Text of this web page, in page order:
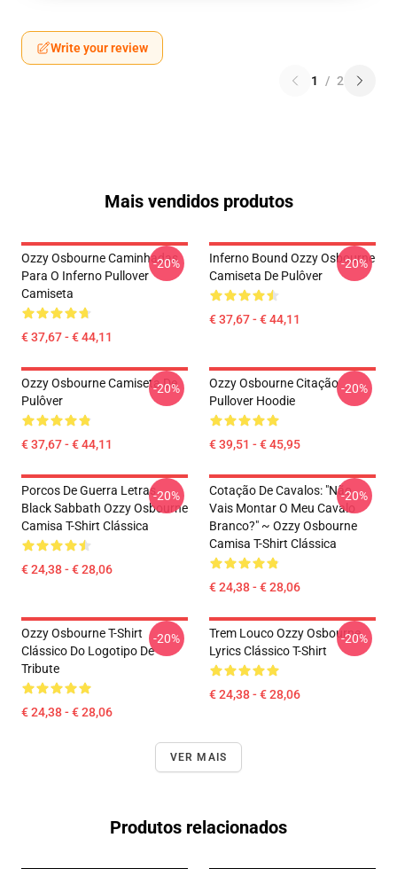
Write your review
1 / 2
Mais vendidos produtos
Ozzy Osbourne Caminhadas
Para O Inferno Pullover
Camiseta
€ 37,67 - € 44,11
-20%
Inferno Bound Ozzy Osbourne
Camiseta De Pulôver
€ 37,67 - € 44,11
-20%
Ozzy Osbourne Camiseta De
Pulôver
€ 37,67 - € 44,11
-20%
Ozzy Osbourne Citação
Pullover Hoodie
€ 39,51 - € 45,95
-20%
Porcos De Guerra Letras
Black Sabbath Ozzy Osbourne
Camisa T-Shirt Clássica
€ 24,38 - € 28,06
-20%
Cotação De Cavalos: "Não
Vais Montar O Meu Cavalo
Branco?" ~ Ozzy Osbourne
Camisa T-Shirt Clássica
€ 24,38 - € 28,06
-20%
Ozzy Osbourne T-Shirt
Clássico Do Logotipo De
Tribute
€ 24,38 - € 28,06
-20%
Trem Louco Ozzy Osbourne
Lyrics Clássico T-Shirt
€ 24,38 - € 28,06
-20%
VER MAIS
Produtos relacionados